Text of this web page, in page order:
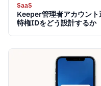
SaaS
Keeper管理者アカウント
特権IDをどう設計するか